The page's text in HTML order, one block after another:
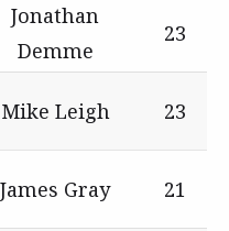
Jonathan
Demme
23
Mike Leigh 23
James Gray 21